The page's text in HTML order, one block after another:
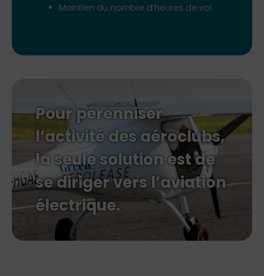
Maintien du nombre d’heures de vol
Pour pérenniser
l’activité des aéroclubs,
la seule solution est de
se dirigervers l’aviation
électrique.